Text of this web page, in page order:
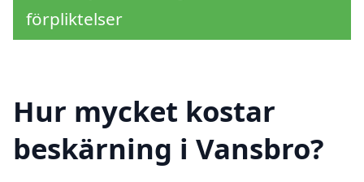
förpliktelser
Hur mycket kostar
beskärning i Vansbro?